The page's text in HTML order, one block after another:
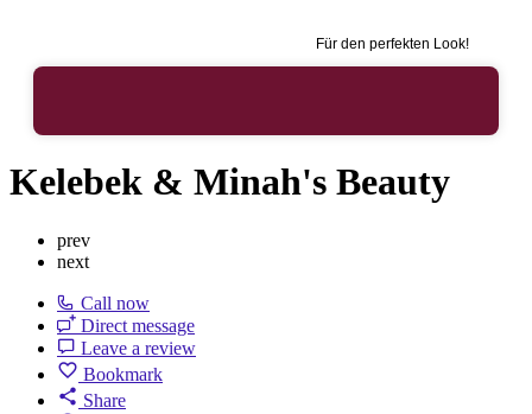
Für den perfekten Look!
Kelebek & Minah's Beauty
prev
next
Call now
Direct message
Leave a review
Bookmark
Share